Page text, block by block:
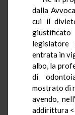
dalla
cui il
legislatore
entrata in
albo, la
di
mostrato di
avendo,
addirittura